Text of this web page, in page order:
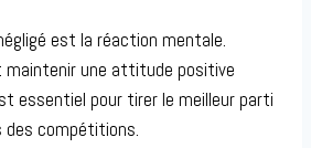
est la réaction mentale.
une attitude positive
essentiel pour tirer le meilleur parti
des compétitions.